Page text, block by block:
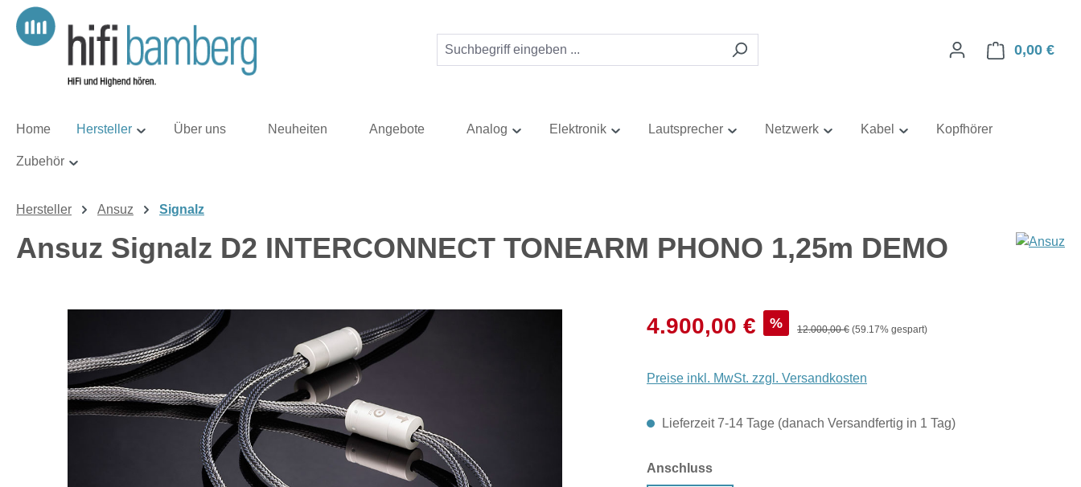
Hauptinhalt springen
Zur Suche springen
Zur Hauptnavigation springen
0,00 €
Home Hersteller Über uns Neuheiten Angebote Analog Elektronik Lautsprecher Netzwerk Kabel Kopfhörer
Zubehör
Hersteller Ansuz Signalz
Ansuz Signalz D2 INTERCONNECT TONEARM PHONO 1,25m DEMO
Verkaufspreis:
4.900,00 € % Regulärer Preis:
12.000,00 € (59.17% gespart)
Preise inkl. MwSt. zzgl. Versandkosten
Lieferzeit 7-14 Tage (danach Versandfertig in 1 Tag)
Anschlussauswählen